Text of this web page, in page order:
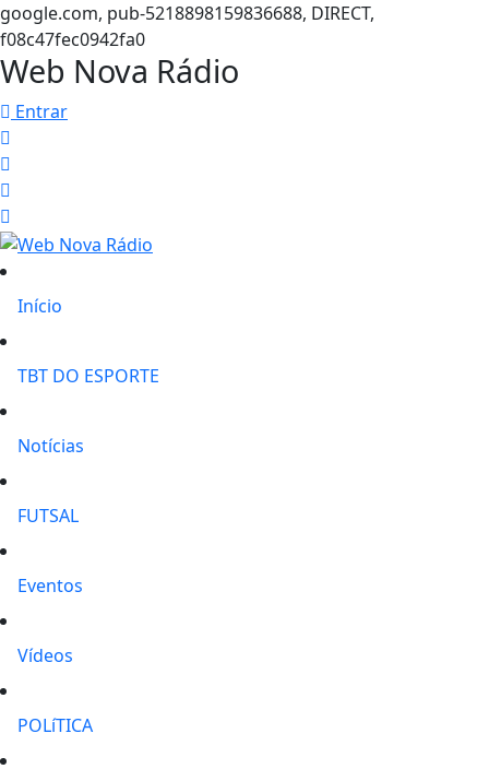
google.com, pub-5218898159836688, DIRECT,
f08c47fec0942fa0
Web Nova Rádio
Entrar
Início
TBT DO ESPORTE
Notícias
FUTSAL
Eventos
Vídeos
POLíTICA